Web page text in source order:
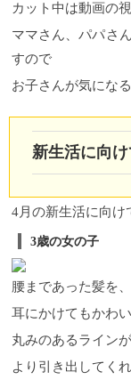
カット中は動画の
ママさん、パパさ
すので
お子さんが気にな
新生活に向
4月の新生活に向け
3歳の女の子
腰まであった髪を
耳にかけてもかわ
丸みのあるライン
より引き出してく